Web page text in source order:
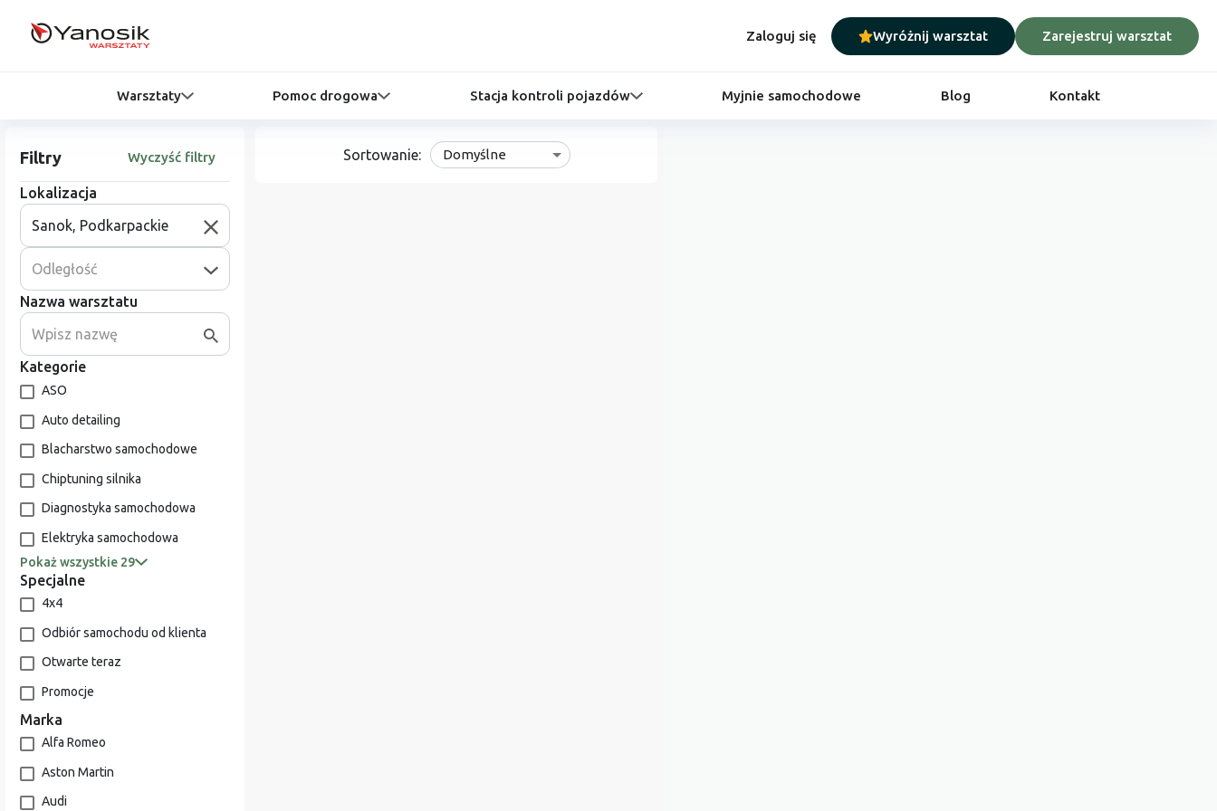
Zaloguj się Wyróżnij warsztat Zarejestruj warsztat
Warsztaty Pomoc drogowa Stacja kontroli pojazdów Myjnie samochodowe Blog Kontakt
Filtry Wyczyść filtry
Lokalizacja
Odległość
Nazwa warsztatu
Kategorie
ASO
Auto detailing
Blacharstwo samochodowe
Chiptuning silnika
Diagnostyka samochodowa
Elektryka samochodowa
Pokaż wszystkie 29
Specjalne
4x4
Odbiór samochodu od klienta
Otwarte teraz
Promocje
Marka
Alfa Romeo
Aston Martin
Audi
Sortowanie: Domyślne